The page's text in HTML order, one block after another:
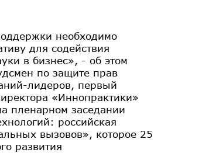
необходимо
для содействия
в бизнес», - об этом
по защите прав
лидеров, первый
«Иннопрактики»
пленарном заседании
российская
вызовов», которое 25
развития